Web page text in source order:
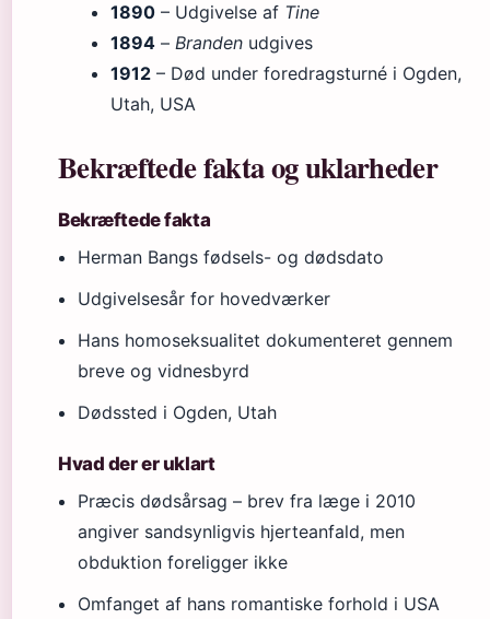
1890 – Udgivelse af Tine
1894 – Branden udgives
1912 – Død under foredragsturné i Ogden,
Utah, USA
Bekræftede fakta og uklarheder
Bekræftede fakta
Herman Bangs fødsels- og dødsdato
Udgivelsesår for hovedværker
Hans homoseksualitet dokumenteret gennem
breve og vidnesbyrd
Dødssted i Ogden, Utah
Hvad der er uklart
Præcis dødsårsag – brev fra læge i 2010
angiver sandsynligvis hjerteanfald, men
obduktion foreligger ikke
Omfanget af hans romantiske forhold i USA